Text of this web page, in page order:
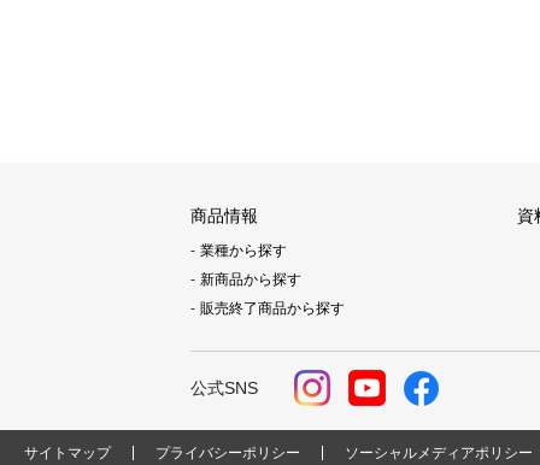
商品情報
業種から探す
新商品から探す
販売終了商品から探す
資
公式SNS
サイトマップ プライバシーポリシー ソーシャルメディアポリシー